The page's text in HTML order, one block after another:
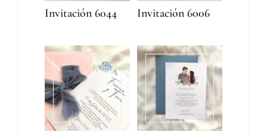
Invitación 6044 Invitación 6006